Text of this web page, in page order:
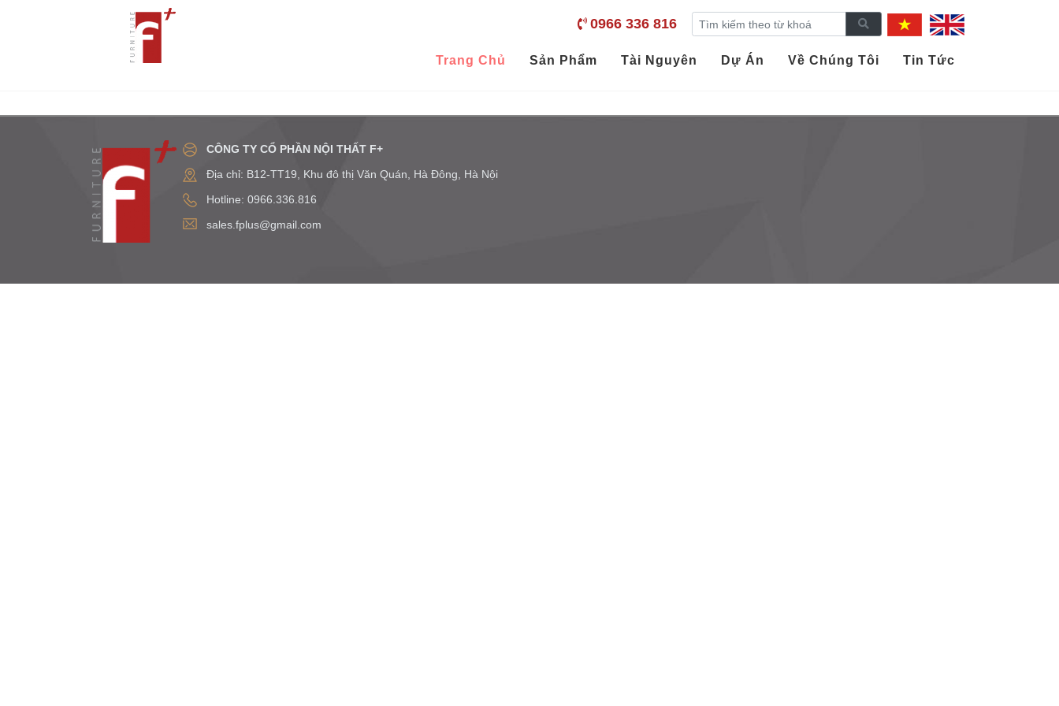
0966 336 816
Trang Chủ Sản Phẩm Tài Nguyên Dự Án Về Chúng Tôi Tin Tức
CÔNG TY CỔ PHẦN NỘI THẤT F+
Địa chỉ: B12-TT19, Khu đô thị Văn Quán, Hà Đông, Hà Nội
Hotline: 0966.336.816
sales.fplus@gmail.com